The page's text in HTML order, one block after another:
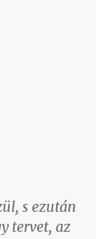
s ezután
tervet, az